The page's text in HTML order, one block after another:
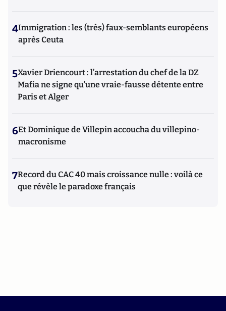
4Immigration : les (très) faux-semblants européens
après Ceuta
5Xavier Driencourt : l’arrestation du chef de la DZ
Mafia ne signe qu’une vraie-fausse détente entre
Paris et Alger
6Et Dominique de Villepin accoucha du villepino-
macronisme
7Record du CAC 40 mais croissance nulle : voilà ce
que révèle le paradoxe français